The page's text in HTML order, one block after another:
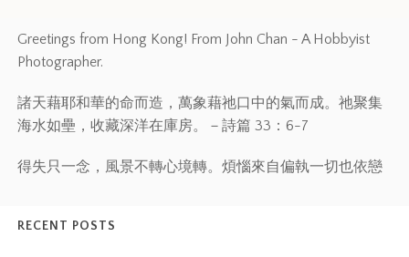
Greetings from Hong Kong! From John Chan - A Hobbyist
Photographer.
諸天藉耶和華的命而造，萬象藉祂口中的氣而成。祂聚集
海水如壘，收藏深洋在庫房。－詩篇 33：6-7
得失只一念，風景不轉心境轉。煩惱來自偏執一切也依戀
RECENT POSTS